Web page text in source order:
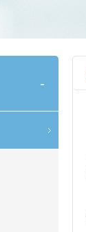
-